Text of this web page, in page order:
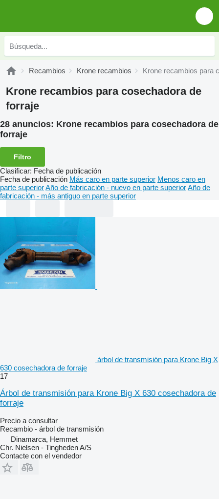
Recambios Krone recambios Krone recambios para
Krone recambios para cosechadora de
forraje
28 anuncios: Krone recambios para cosechadora de
forraje
Filtro
Clasificar: Fecha de publicación
Fecha de publicación Más caro en parte superior Menos caro en
parte superiorAño de fabricación - nuevo en parte superiorAño de
fabricación - más antiguo en parte superior
árbol de transmisión para Krone Big X
630 cosechadora de forraje
17
Árbol de transmisión para Krone Big X 630 cosechadora de
forraje
Precio a consultar
Recambio - árbol de transmisión
Dinamarca, Hemmet
Chr. Nielsen - Tingheden A/S
Contacte con el vendedor